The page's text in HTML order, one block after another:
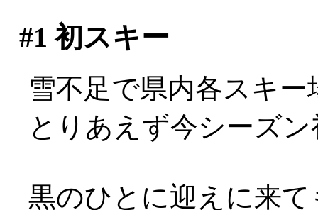
#1 初スキー
雪不足で県内各スキ
とりあえず今シーズ
黒のひとに迎えに来